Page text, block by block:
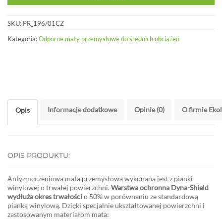
SKU: PR_196/01CZ
Kategoria:Odporne maty przemysłowe do średnich obciążeń
Opis Informacje dodatkowe Opinie (0) O firmie
OPIS PRODUKTU:
Antyzmęczeniowa mata przemysłowa wykonana jest z pianki
winylowej o trwałej powierzchni. Warstwa ochronna Dyna-Shield
wydłuża okres trwałościo 50% w porównaniu ze standardową
pianką winylową. Dzięki specjalnie ukształtowanej powierzchni i
zastosowanym materiałom mata: